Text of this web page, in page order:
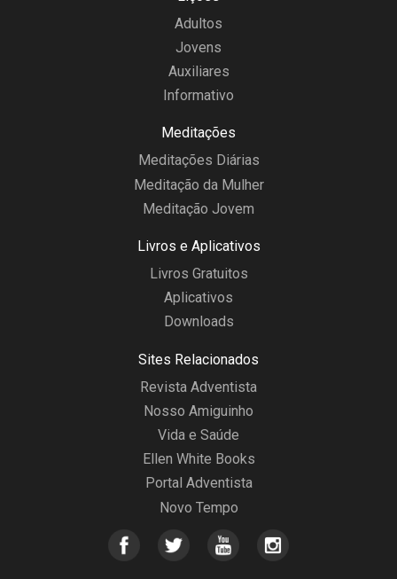
Adultos
Jovens
Auxiliares
Informativo
Meditações
Meditações Diárias
Meditação da Mulher
Meditação Jovem
Livros e Aplicativos
Livros Gratuitos
Aplicativos
Downloads
Sites Relacionados
Revista Adventista
Nosso Amiguinho
Vida e Saúde
Ellen White Books
Portal Adventista
Novo Tempo